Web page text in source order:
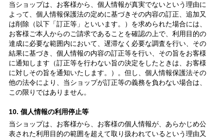
当ショップは、お客様から、個人情報が真実でないという理由に
よって、個人情報保護法の定めに基づきその内容の訂正、追加又
は削除（以下「訂正等」といいます。）を求められた場合には、
お客様ご本人からのご請求であることを確認の上で、利用目的の
達成に必要な範囲内において、遅滞なく必要な調査を行い、その
結果に基づき、個人情報の内容の訂正等を行い、その旨をお客様
に通知します（訂正等を行わない旨の決定をしたときは、お客様
に対しその旨を通知いたします。）。但し、個人情報保護法その
他の法令により、当ショップが訂正等の義務を負わない場合は、
この限りではありません。
10. 個人情報の利用停止等
当ショップは、お客様から、お客様の個人情報が、あらかじめ公
表された利用目的の範囲を超えて取り扱われているという理由又